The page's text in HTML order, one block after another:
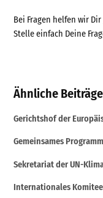
Bei Fragen helfen wir
Stelle einfach Deine
Ähnliche Beiträge
Gerichtshof der
Gemeinsames
Sekretariat der UN-
Internationales